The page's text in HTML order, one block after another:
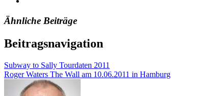
Ähnliche Beiträge
Beitragsnavigation
Subway to Sally Tourdaten 2011
Roger Waters The Wall am 10.06.2011 in Hamburg